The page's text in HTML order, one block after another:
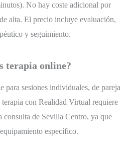
No hay coste adicional por
alta. El precio incluye evaluación,
y seguimiento.
terapia online?
para sesiones individuales, de pareja
con Realidad Virtual requiere
consulta de Sevilla Centro, ya que
equipamiento específico.